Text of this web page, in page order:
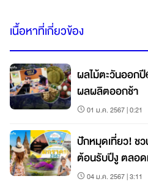
เนื้อหาที่เกี่ยวข้อง
ผลไม้ตะวันออกปี67เพิ่
ผลผลิตออกช้า
01 ม.ค. 2567 | 0:21
ปักหมุดเที่ยว! ช
ต้อนรับปีงู ตลอ
04 ม.ค. 2567 | 3:11